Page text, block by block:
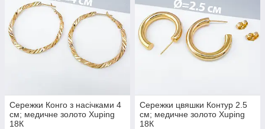
Сережки Конго з насічками 4
см; медичне золото Xuping
18К
Сережки цвяшки Контур 2.5
см; медичне золото Xuping
18К